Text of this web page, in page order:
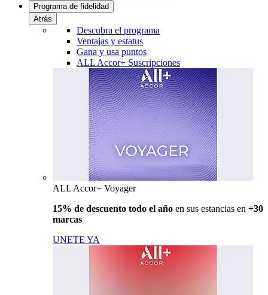
Programa de fidelidad
Atrás
Descubra el programa
Ventajas y estatus
Gana y usa puntos
ALL Accor+ Suscripciones
ALL Accor+ Voyager
15% de descuento todo el año en sus estancias en +30
marcas
UNETE YA